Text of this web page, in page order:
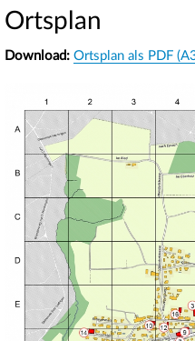
Pfadnavigation
Ortsplan
Download: Ortsplan als PDF